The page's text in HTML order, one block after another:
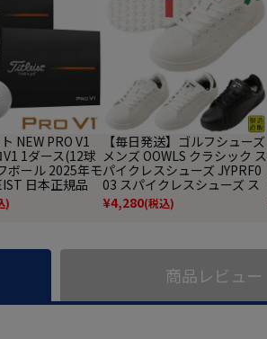
NEW PRO V1
1ダース(12球
ボール 2025年モ
日本正規品
)
【毎日発送】ゴルフシューズ
メンズ OOWLS クラシック ス
パイクレスシューズ JYPRF0
03 スパイクレスシューズ ス
パイクレス シューズ ジーパ
ーズ スニーカータイプ golf
¥4,280(税込)
商品レビュー